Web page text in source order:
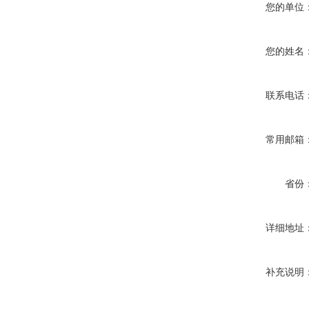
您的单位
您的姓名
联系电话
常用邮箱
省份
详细地址
补充说明